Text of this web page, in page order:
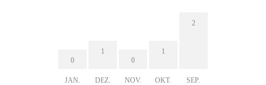
0
JAN.
1
DEZ.
0
NOV.
1
OKT.
2
SEP.